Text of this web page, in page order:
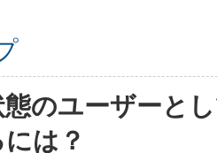
のユーザーと
は？